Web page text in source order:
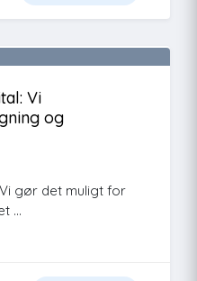
Vi
og
gør det muligt for
...